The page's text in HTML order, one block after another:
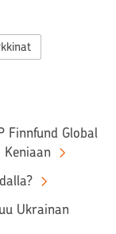
Finnfund Global
Ukrainan